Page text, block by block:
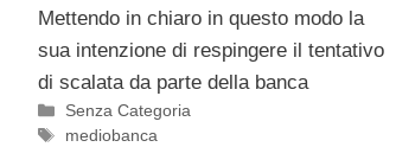
Mettendo in chiaro in questo modo la
sua intenzione di respingere il tentativo
di scalata da parte della banca
Categorie
Senza Categoria
Tag
mediobanca